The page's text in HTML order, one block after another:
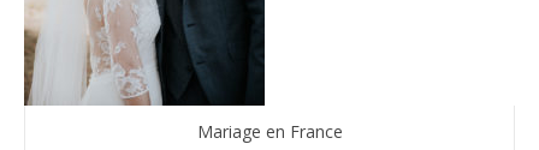
Mariage en France